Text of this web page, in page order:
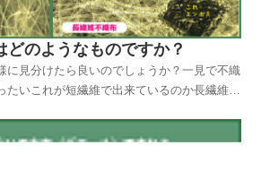
どのようなものですか？
に見分けたら良いのでしょうか？一見で不織
たいこれが短繊維で出来ているのか長繊維で
エンドレスの糸として繋がっているもので、